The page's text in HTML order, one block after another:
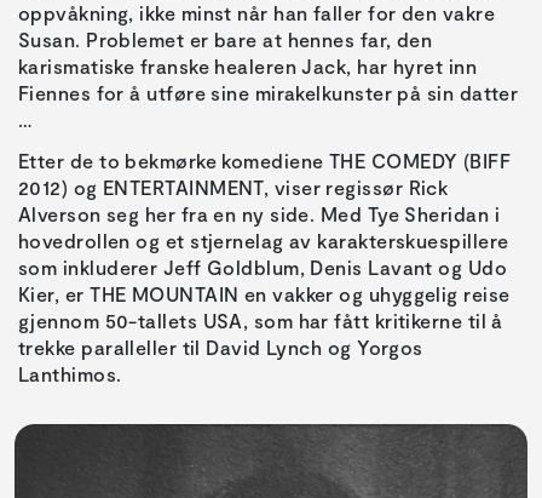
oppvåkning, ikke minst når han faller for den vakre
Susan. Problemet er bare at hennes far, den
karismatiske franske healeren Jack, har hyret inn
Fiennes for å utføre sine mirakelkunster på sin datter
…
Etter de to bekmørke komediene THE COMEDY (BIFF
2012) og ENTERTAINMENT, viser regissør Rick
Alverson seg her fra en ny side. Med Tye Sheridan i
hovedrollen og et stjernelag av karakterskuespillere
som inkluderer Jeff Goldblum, Denis Lavant og Udo
Kier, er THE MOUNTAIN en vakker og uhyggelig reise
gjennom 50-tallets USA, som har fått kritikerne til å
trekke paralleller til David Lynch og Yorgos
Lanthimos.